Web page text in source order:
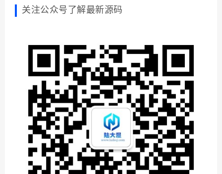
关注公众号了解最新源码